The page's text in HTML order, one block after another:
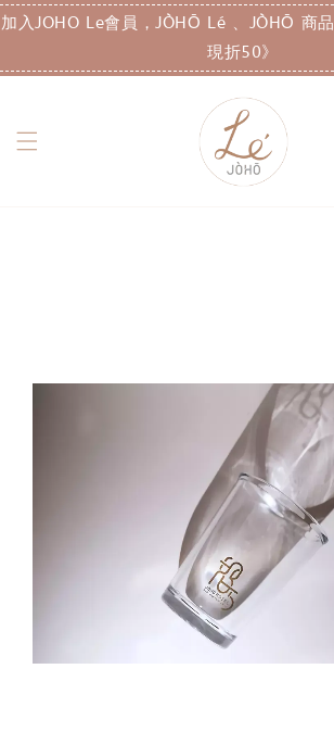
加入JOHO Le會員，JÒHŌ Lé 、JÒHŌ 商
現折50》